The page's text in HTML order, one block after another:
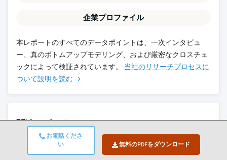
お電話くださ
い
無料のPDFをダウンロード
企業プロファイル
本レポートのすべてのデータポイントは、一次インタビュ
ー、真のボトムアップモデリング、および厳密なクロスチェ
ックによって検証されています。 当社のリサーチプロセスに
ついて設明を読む →
関連レポート